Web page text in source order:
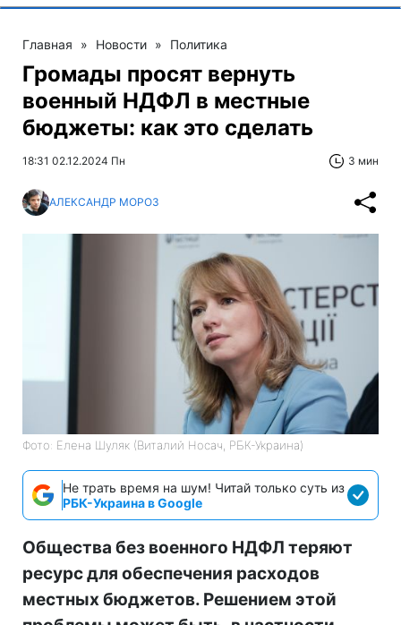
Главная » Новости » Политика
Громады просят вернуть
военный НДФЛ в местные
бюджеты: как это сделать
18:31 02.12.2024 Пн 3 мин
АЛЕКСАНДР МОРОЗ
Фото: Елена Шуляк (Виталий Носач, РБК-Украина)
Не трать время на шум! Читай только суть из
РБК-Украина в Google
Общества без военного НДФЛ теряют
ресурс для обеспечения расходов
местных бюджетов. Решением этой